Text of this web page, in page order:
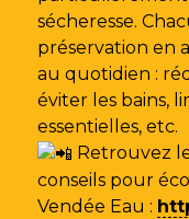
sécheresse.
préservation en
au quotidien :
éviter les bains,
essentielles, etc.
Retrouvez
conseils pour
Vendée Eau :